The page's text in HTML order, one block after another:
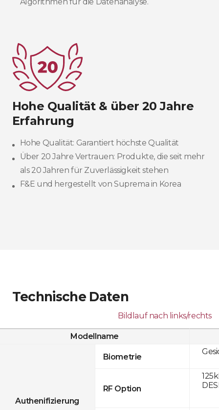
Hohe Qualität & über 20 Jahre
Erfahrung
Hohe Qualität: Garantiert höchste Qualität
Über 20 Jahre Vertrauen: Produkte, die seit mehr
als 20 Jahren für Zuverlässigkeit stehen
F&E und hergestellt von Suprema in Korea
Technische Daten
Bildlauf nach links/rechts
Modellname
Authenifizierung
Biometrie
RF Option